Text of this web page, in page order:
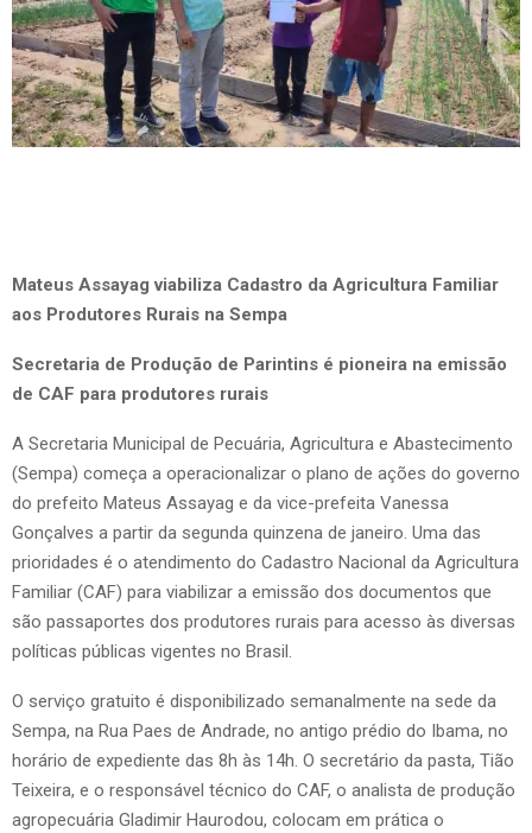
Mateus Assayag viabiliza Cadastro da Agricultura Familiar
aos Produtores Rurais na Sempa
Secretaria de Produção de Parintins é pioneira na emissão
de CAF para produtores rurais
A Secretaria Municipal de Pecuária, Agricultura e Abastecimento
(Sempa) começa a operacionalizar o plano de ações do governo
do prefeito Mateus Assayag e da vice-prefeita Vanessa
Gonçalves a partir da segunda quinzena de janeiro. Uma das
prioridades é o atendimento do Cadastro Nacional da Agricultura
Familiar (CAF) para viabilizar a emissão dos documentos que
são passaportes dos produtores rurais para acesso às diversas
políticas públicas vigentes no Brasil.
O serviço gratuito é disponibilizado semanalmente na sede da
Sempa, na Rua Paes de Andrade, no antigo prédio do Ibama, no
horário de expediente das 8h às 14h. O secretário da pasta, Tião
Teixeira, e o responsável técnico do CAF, o analista de produção
agropecuária Gladimir Haurodou, colocam em prática o